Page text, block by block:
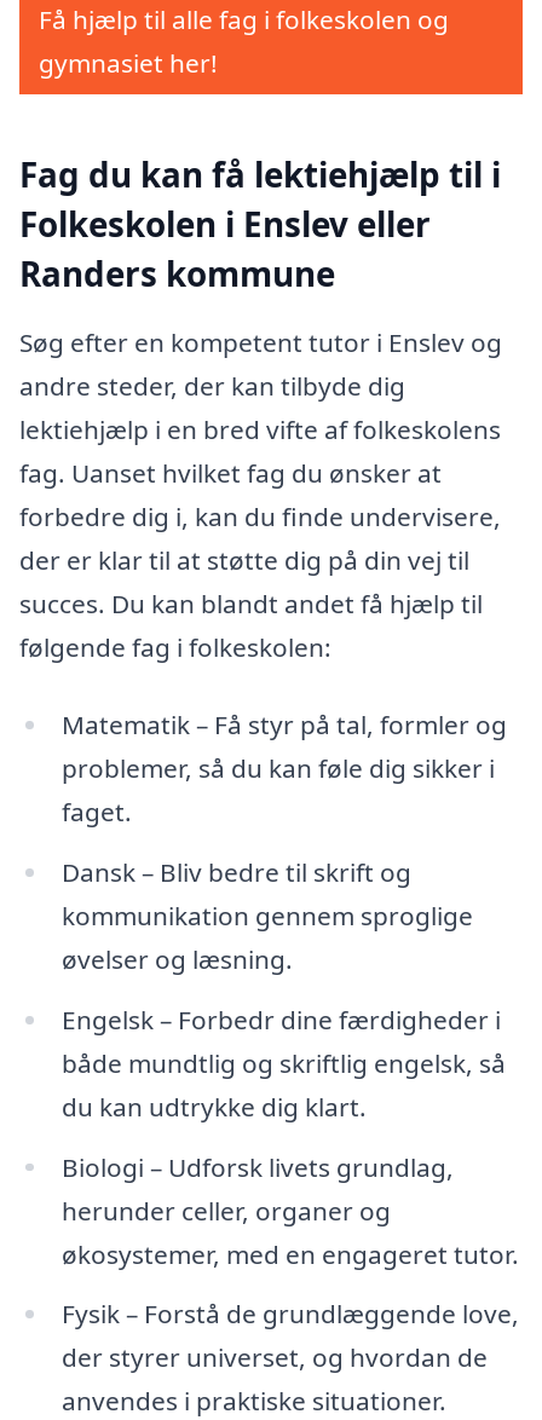
Få hjælp til alle fag i folkeskolen og
gymnasiet her!
Fag du kan få lektiehjælp til i
Folkeskolen i Enslev eller
Randers kommune
Søg efter en kompetent tutor i Enslev og
andre steder, der kan tilbyde dig
lektiehjælp i en bred vifte af folkeskolens
fag. Uanset hvilket fag du ønsker at
forbedre dig i, kan du finde undervisere,
der er klar til at støtte dig på din vej til
succes. Du kan blandt andet få hjælp til
følgende fag i folkeskolen:
Matematik – Få styr på tal, formler og
problemer, så du kan føle dig sikker i
faget.
Dansk – Bliv bedre til skrift og
kommunikation gennem sproglige
øvelser og læsning.
Engelsk – Forbedr dine færdigheder i
både mundtlig og skriftlig engelsk, så
du kan udtrykke dig klart.
Biologi – Udforsk livets grundlag,
herunder celler, organer og
økosystemer, med en engageret tutor.
Fysik – Forstå de grundlæggende love,
der styrer universet, og hvordan de
anvendes i praktiske situationer.